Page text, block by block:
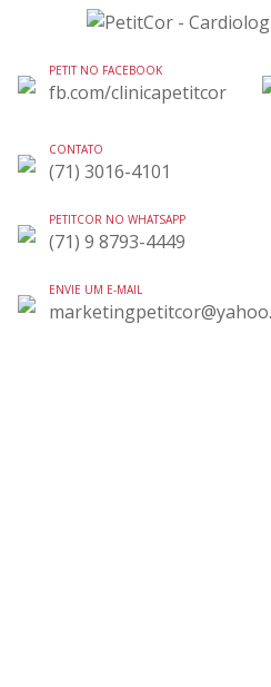
PETIT NO FACEBOOK
fb.com/clinicapetitcor
CONTATO
(71) 3016-4101
PETITCOR NO WHATSAPP
(71) 9 8793-4449
ENVIE UM E-MAIL